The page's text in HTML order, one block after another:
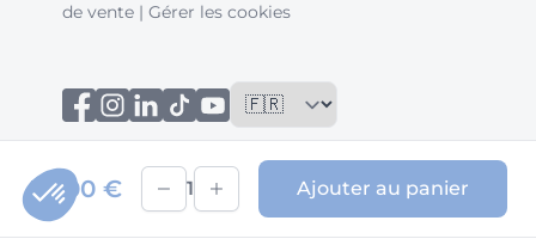
50,00 € 1 Ajouter au panier
de vente | Gérer les cookies